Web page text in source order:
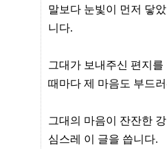
탑-
프
릴
구
통
아
돔
말보다 눈빛이 먼저 닿
니다.
그대가 보내주신 편지
때마다 제 마음도 부드
그대의 마음이 잔잔한
심스레 이 글을 씁니다.